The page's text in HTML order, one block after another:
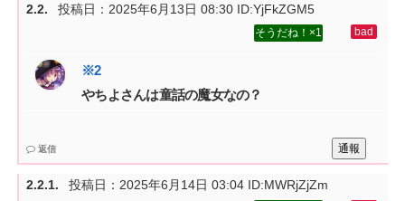
投稿日：2025年6月13日 08:30 ID:YjFkZGM5
1
やちよさんは童話の魔女なの？
通報
返信
投稿日： 2025年6月14日 03:04 ID:MWRjZjZm